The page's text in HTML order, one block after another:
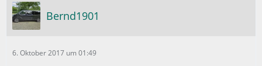
Bernd1901
6. Oktober 2017 um 01:49